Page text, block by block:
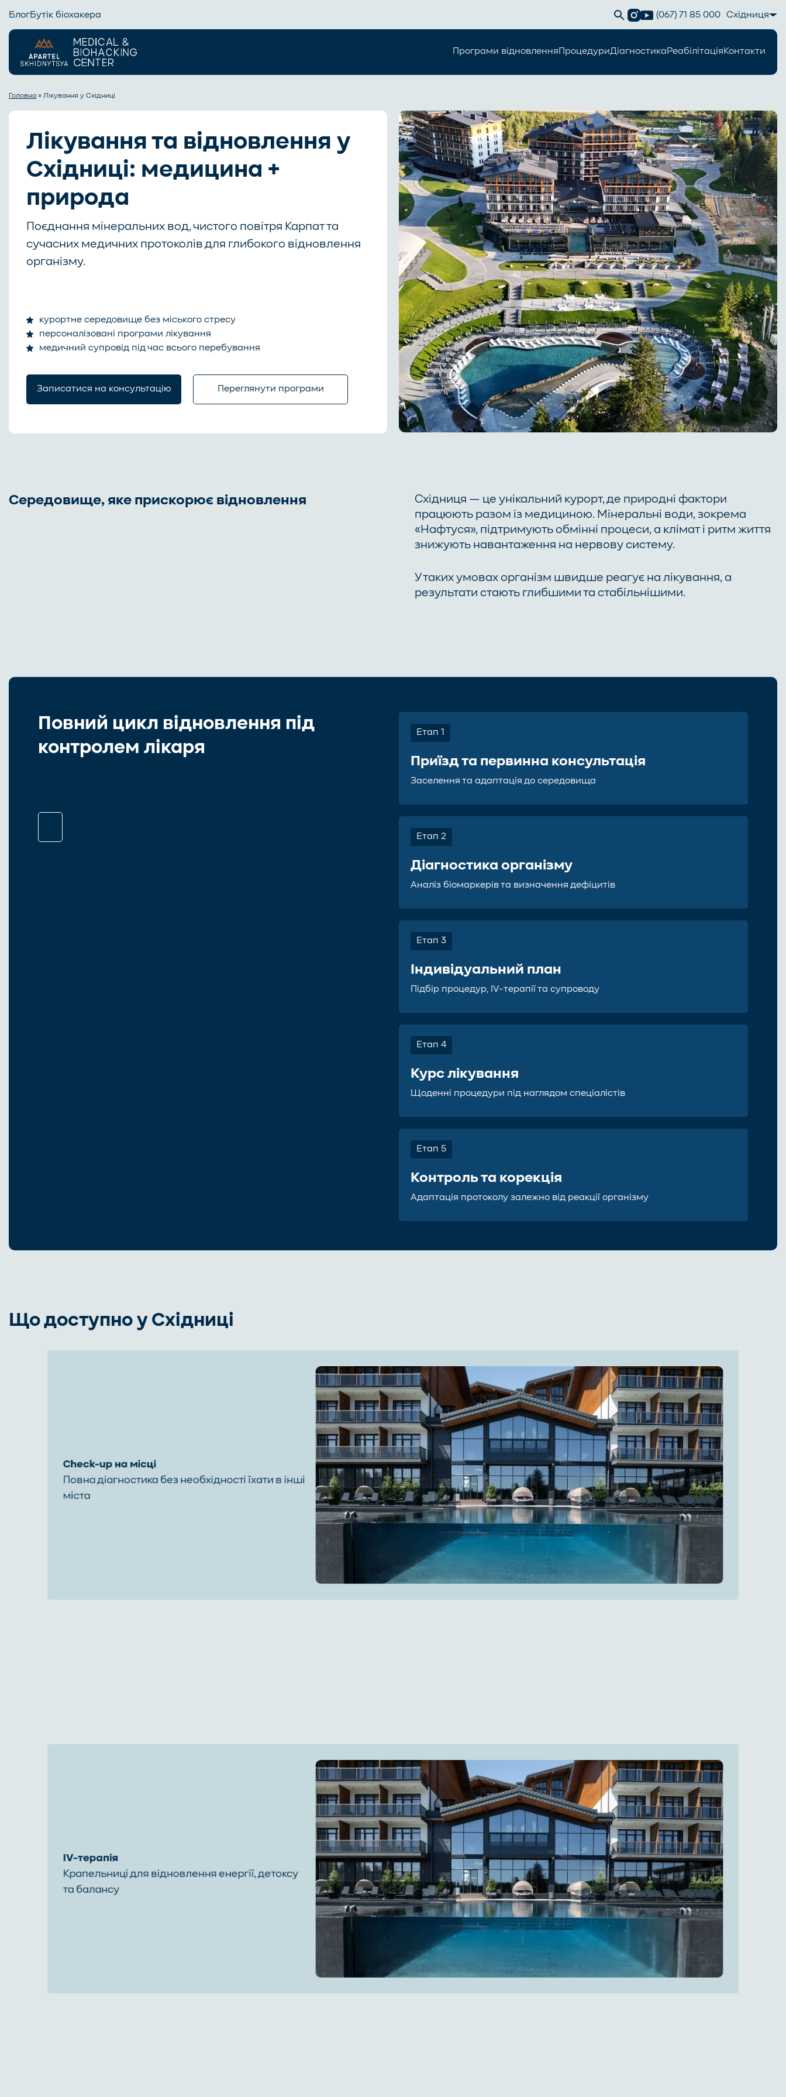
БлогБутік біохакера (067) 71 85 000 Східниця
Програми відновленняПроцедуриДіагностикаРеабілітаціяКонтакти
Головна » Лікування у Східниці
Лікування та відновлення у
Східниці: медицина +
природа
Поєднання мінеральних вод, чистого повітря Карпат та
сучасних медичних протоколів для глибокого відновлення
організму.
курортне середовище без міського стресу
персоналізовані програми лікування
медичний супровід під час всього перебування
Записатися на консультацію Переглянути програми
Середовище, яке прискорює відновлення
Східниця — це унікальний курорт, де природні фактори
працюють разом із медициною. Мінеральні води, зокрема
«Нафтуся», підтримують обмінні процеси, а клімат і ритм життя
знижують навантаження на нервову систему.
У таких умовах організм швидше реагує на лікування, а
результати стають глибшими та стабільнішими.
Повний цикл відновлення під
контролем лікаря
Етап 1
Приїзд та первинна консультація
Заселення та адаптація до середовища
Етап 2
Діагностика організму
Аналіз біомаркерів та визначення дефіцитів
Етап 3
Індивідуальний план
Підбір процедур, IV-терапії та супроводу
Етап 4
Курс лікування
Щоденні процедури під наглядом спеціалістів
Етап 5
Контроль та корекція
Адаптація протоколу залежно від реакції організму
Що доступно у Східниці
Check-up на місці
Повна діагностика без необхідності їхати в інші
міста
IV-терапія
Крапельниці для відновлення енергії, детоксу
та балансу